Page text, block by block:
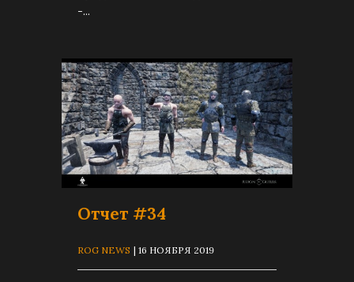
-...
Отчет #34
ROG NEWS | 16 НОЯБРЯ 2019